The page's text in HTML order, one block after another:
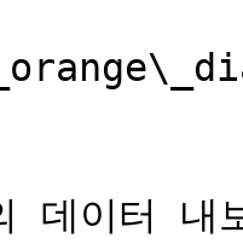
이터 내